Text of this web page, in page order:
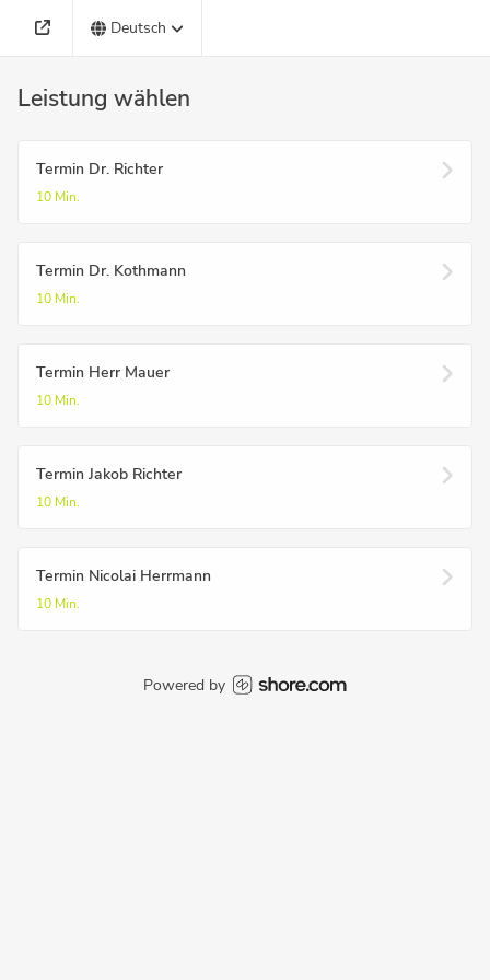
Deutsch
Leistung wählen
Termin Dr. Richter
10 Min.
Termin Dr. Kothmann
10 Min.
Termin Herr Mauer
10 Min.
Termin Jakob Richter
10 Min.
Termin Nicolai Herrmann
10 Min.
Powered by